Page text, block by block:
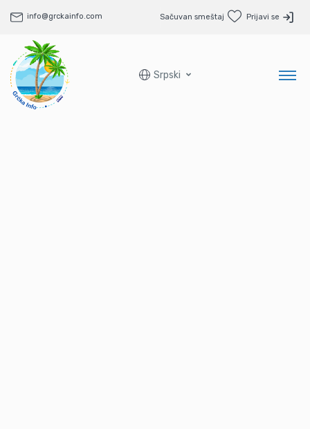
info@grckainfo.com Sačuvan smeštaj Prijavi se
Srpski